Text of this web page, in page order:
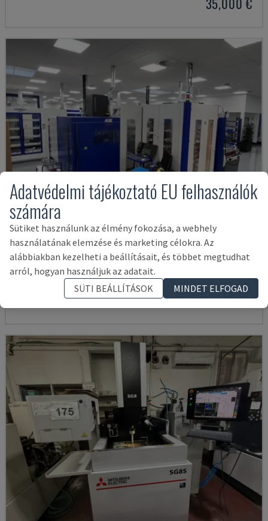
HYPERSPARK 2 EXACT WITH EROWA
AGIE - TÖMBÖS SZIKRAFORGÁCSOLÓ GÉP
2005
50,000 €
Adatvédelmi tájékoztató EU felhasználók
számára
Sütiket használunk az élmény fokozása, a webhely
használatának elemzése és marketing célokra. Az
alábbiakban kezelheti a beállításait, és többet megtudhat
arról, hogyan használjuk az adatait.
SÜTI BEÁLLÍTÁSOK
MINDET ELFOGAD